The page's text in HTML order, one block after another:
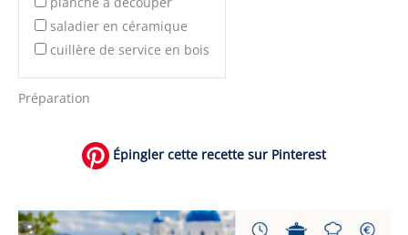
saladier en céramique
cuillère de service en bois
Préparation
Épingler cette recette sur Pinterest